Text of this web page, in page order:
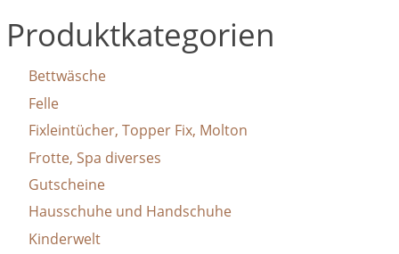
Produktkategorien
Bettwäsche
Felle
Fixleintücher, Topper Fix, Molton
Frotte, Spa diverses
Gutscheine
Hausschuhe und Handschuhe
Kinderwelt